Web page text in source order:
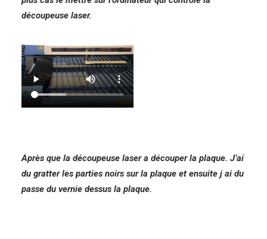
découpeuse laser.
Après que la découpeuse laser a découper la plaque. J’ai
du gratter les parties noirs sur la plaque et ensuite j ai du
passe du vernie dessus la plaque.